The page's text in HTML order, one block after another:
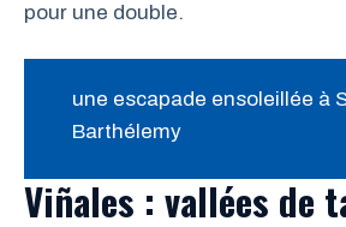
pour une double.
une escapade ensoleillée à
Barthélemy
Viñales : vallées de